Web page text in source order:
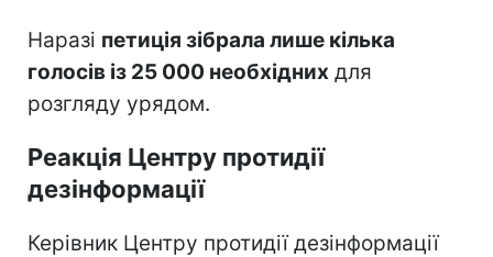
Наразі петиція зібрала лише кілька
голосів із 25 000 необхідних для
розгляду урядом.
Реакція Центру протидії
дезінформації
Керівник Центру протидії дезінформації